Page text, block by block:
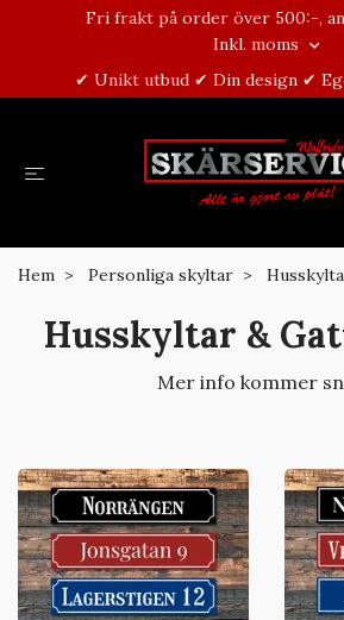
Fri frakt på order över 500:-,
Inkl. moms
✔ Unikt utbud ✔ Din design ✔
Hem Personliga skyltar
Husskyltar &
Mer info kommer